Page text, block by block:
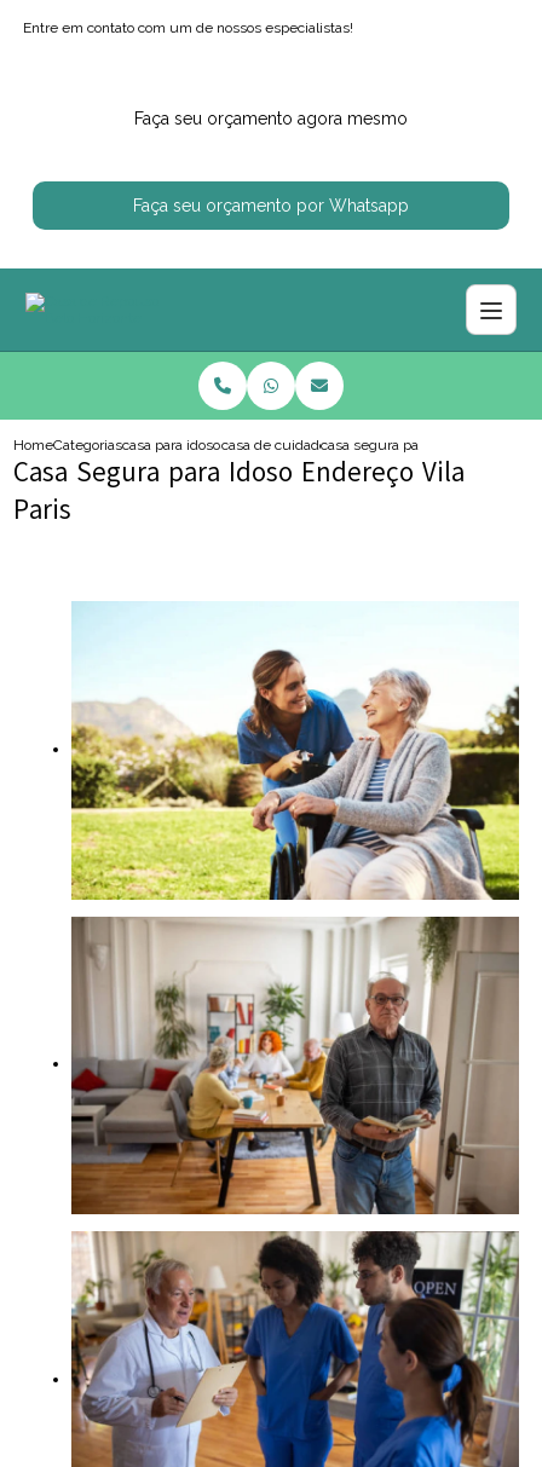
Entre em contato com um de nossos especialistas!
Faça seu orçamento agora mesmo
Faça seu orçamento por Whatsapp
HomeCategoriascasa para idososcasa de cuidador de idosocasa segura para idoso endereco
Casa Segura para Idoso Endereço Vila
Paris